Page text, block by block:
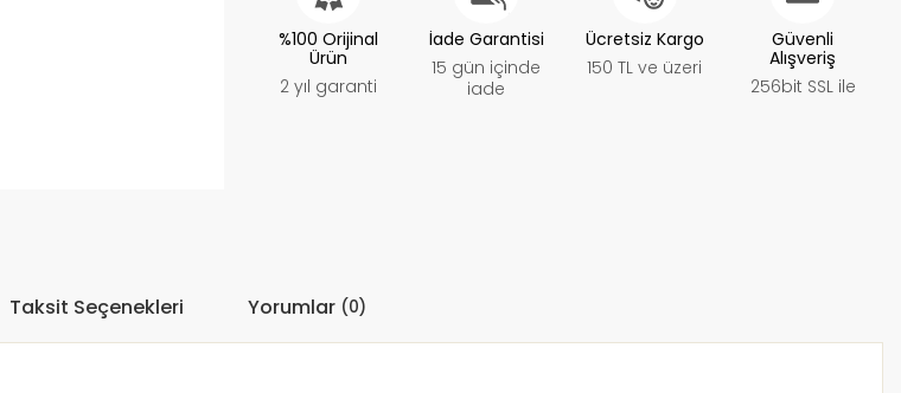
%100 Orijinal
Ürün
2 yıl garanti
İade Garantisi
15 gün içinde
iade
Ücretsiz Kargo
150 TL ve üzeri
Güvenli
Alışveriş
256bit SSL ile
Taksit Seçenekleri Yorumlar (0)